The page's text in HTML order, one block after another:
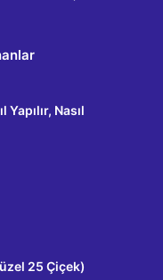
Nasıl
25 Çiçek)